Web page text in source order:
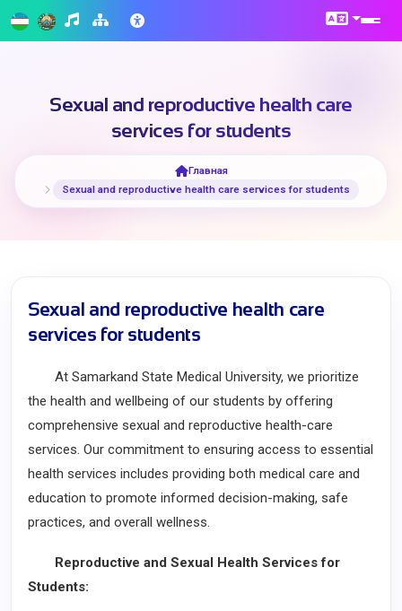
Sexual and reproductive health care
services for students
Главная
Sexual and reproductive health care services for students
Sexual and reproductive health care
services for students
At Samarkand State Medical University, we prioritize
the health and wellbeing of our students by offering
comprehensive sexual and reproductive health-care
services. Our commitment to ensuring access to essential
health services includes providing both medical care and
education to promote informed decision-making, safe
practices, and overall wellness.
Reproductive and Sexual Health Services for
Students: